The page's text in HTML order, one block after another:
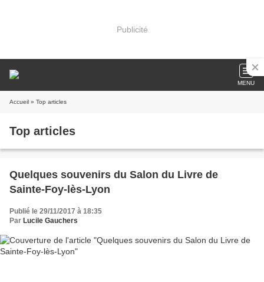
Publicité
MENU
Accueil » Top articles
Top articles
Quelques souvenirs du Salon du Livre de
Sainte-Foy-lès-Lyon
Publié le 29/11/2017 à 18:35
Par Lucile Gauchers